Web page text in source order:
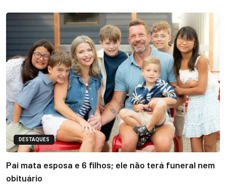
DESTAQUES
Pai mata esposa e 6 filhos; ele não terá funeral nem
obituário